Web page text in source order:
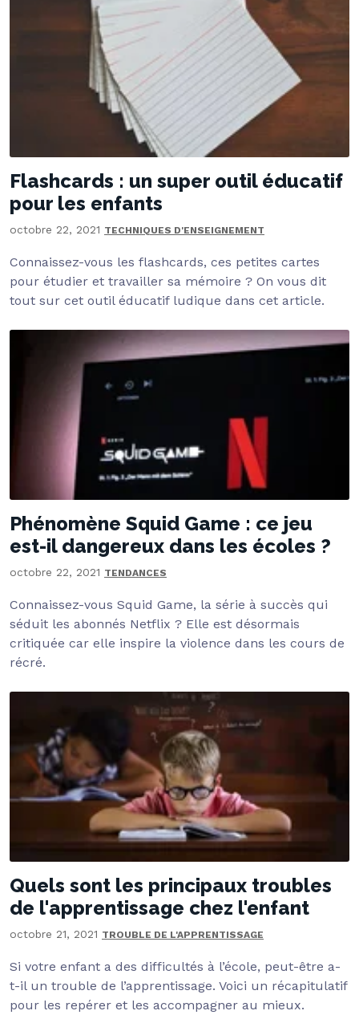
Flashcards : un super outil éducatif
pour les enfants
octobre 22, 2021 TECHNIQUES D'ENSEIGNEMENT
Connaissez-vous les flashcards, ces petites cartes
pour étudier et travailler sa mémoire ? On vous dit
tout sur cet outil éducatif ludique dans cet article.
Phénomène Squid Game : ce jeu
est-il dangereux dans les écoles ?
octobre 22, 2021 TENDANCES
Connaissez-vous Squid Game, la série à succès qui
séduit les abonnés Netflix ? Elle est désormais
critiquée car elle inspire la violence dans les cours de
récré.
Quels sont les principaux troubles
de l'apprentissage chez l'enfant
octobre 21, 2021 TROUBLE DE L'APPRENTISSAGE
Si votre enfant a des difficultés à l’école, peut-être a-
t-il un trouble de l’apprentissage. Voici un récapitulatif
pour les repérer et les accompagner au mieux.